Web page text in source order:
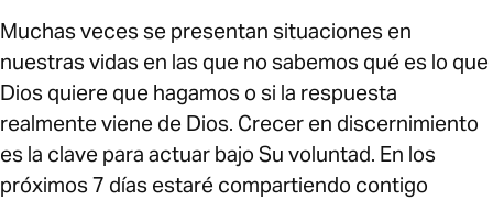
Muchas veces se presentan situaciones en
nuestras vidas en las que no sabemos qué es lo que
Dios quiere que hagamos o si la respuesta
realmente viene de Dios. Crecer en discernimiento
es la clave para actuar bajo Su voluntad. En los
próximos 7 días estaré compartiendo contigo